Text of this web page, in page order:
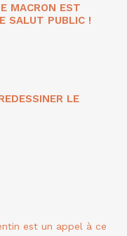
MACRON EST
SALUT PUBLIC !
LE
est un appel à ce